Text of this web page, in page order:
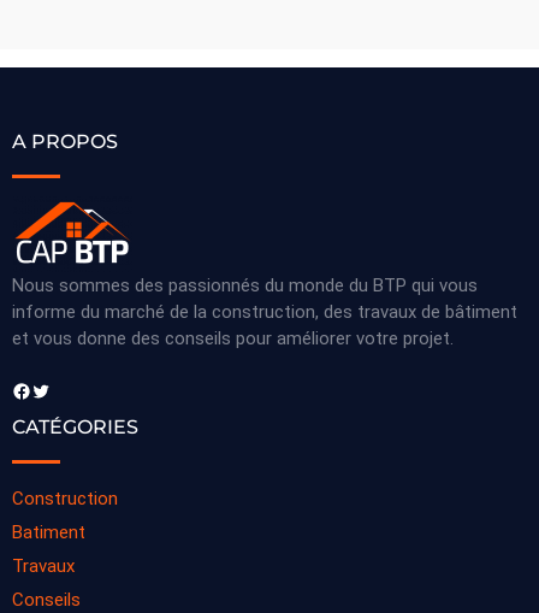
A PROPOS
Nous sommes des passionnés du monde du BTP qui vous
informe du marché de la construction, des travaux de bâtiment
et vous donne des conseils pour améliorer votre projet.
Facebook Twitter
CATÉGORIES
Construction
Batiment
Travaux
Conseils